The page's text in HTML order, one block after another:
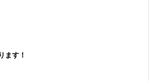
ます！